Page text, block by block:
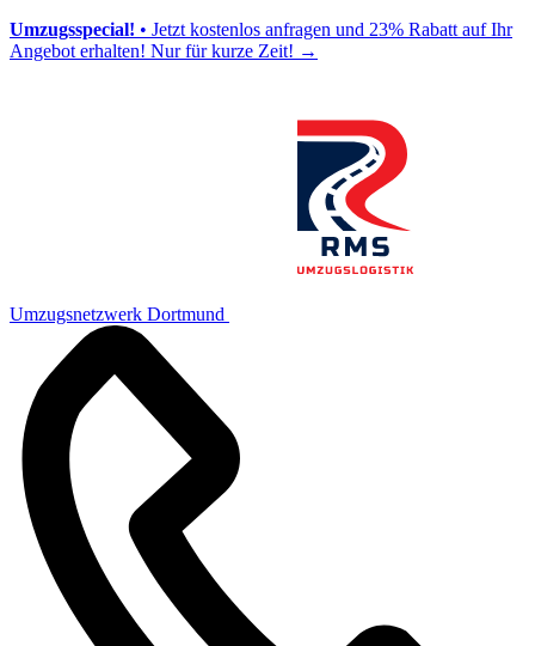
Umzugsspecial! • Jetzt kostenlos anfragen und 23% Rabatt auf Ihr
Angebot erhalten! Nur für kurze Zeit! →
Umzugsnetzwerk Dortmund